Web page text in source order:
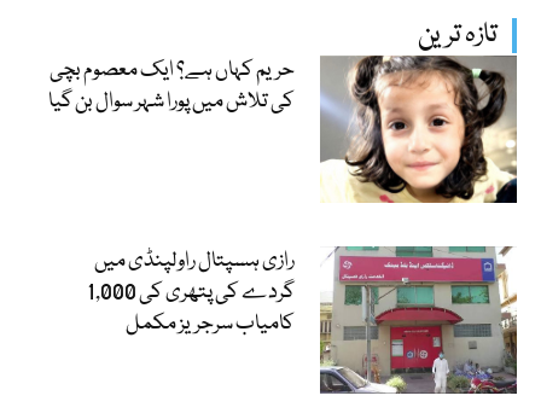
تازہ ترین
حریم کہاں ہے؟ ایک معصوم بچی
کی تلاش میں پورا شہر سوال بن گیا
رازی ہسپتال راولپنڈی میں
گردے کی پتھری کی 1,000
کامیاب سرجریز مکمل